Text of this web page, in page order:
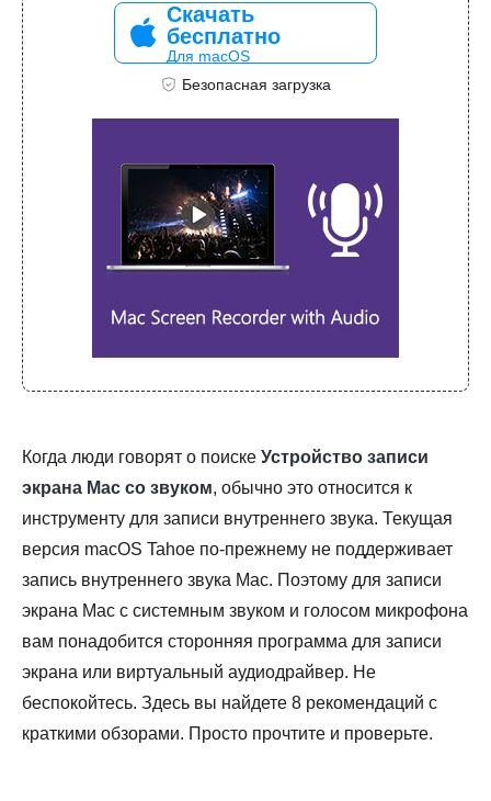
Скачать
бесплатно
Для macOS
Безопасная загрузка
Когда люди говорят о поиске Устройство записи
экрана Mac со звуком, обычно это относится к
инструменту для записи внутреннего звука. Текущая
версия macOS Tahoe по-прежнему не поддерживает
запись внутреннего звука Mac. Поэтому для записи
экрана Mac с системным звуком и голосом микрофона
вам понадобится сторонняя программа для записи
экрана или виртуальный аудиодрайвер. Не
беспокойтесь. Здесь вы найдете 8 рекомендаций с
краткими обзорами. Просто прочтите и проверьте.